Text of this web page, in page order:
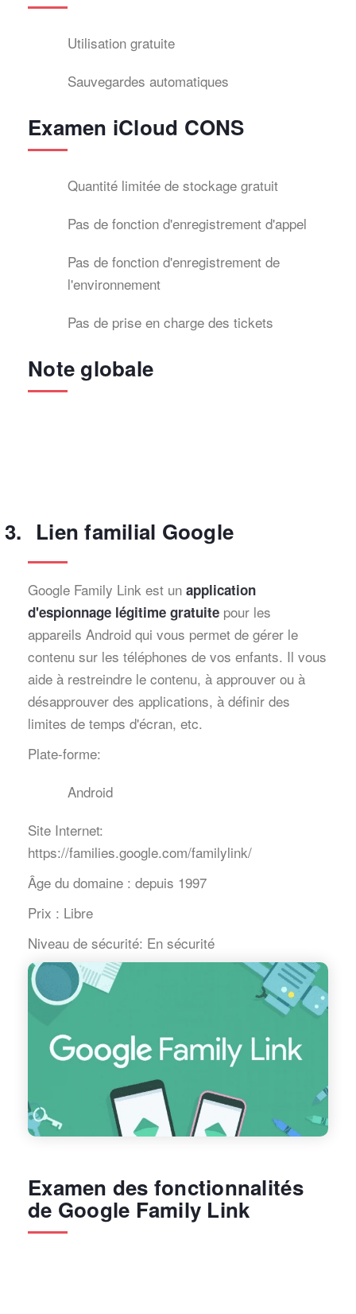
Utilisation gratuite
Sauvegardes automatiques
Examen iCloud CONS
Quantité limitée de stockage gratuit
Pas de fonction d'enregistrement d'appel
Pas de fonction d'enregistrement de
l'environnement
Pas de prise en charge des tickets
Note globale
Lien familial Google
Google Family Link est un application
d'espionnage légitime gratuite pour les
appareils Android qui vous permet de gérer le
contenu sur les téléphones de vos enfants. Il vous
aide à restreindre le contenu, à approuver ou à
désapprouver des applications, à définir des
limites de temps d'écran, etc.
Plate-forme:
Android
Site Internet:
https://families.google.com/familylink/
Âge du domaine : depuis 1997
Prix : Libre
Niveau de sécurité: En sécurité
Examen des fonctionnalités
de Google Family Link